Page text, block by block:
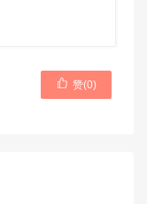
 赞(0)